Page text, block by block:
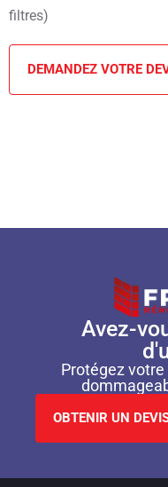
filtres)
DEMANDEZ VOTRE
Avez-
Protégez
OBTENIR UN